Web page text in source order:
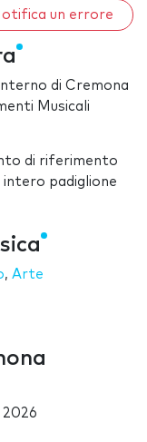
un errore
di Cremona
Musicali
di riferimento
padiglione
, Arte